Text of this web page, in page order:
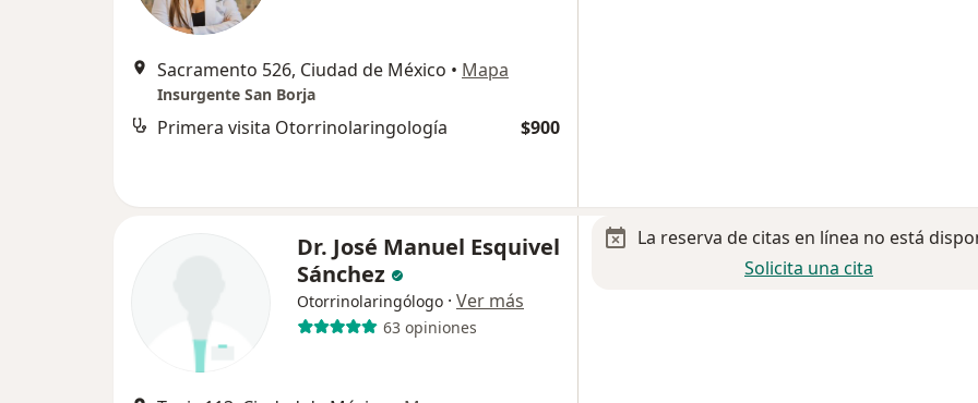
Sacramento 526, Ciudad de México • Mapa
Insurgente San Borja
Primera visita Otorrinolaringología $900
Dr. José Manuel Esquivel
Sánchez
Otorrinolaringólogo · Ver más
63 opiniones
La reserva de citas en línea no está
Solicita una cita